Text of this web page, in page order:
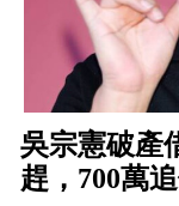
吳宗憲破產
趕，700萬